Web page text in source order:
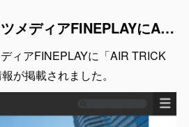
アクションスポーツメディアFINEPLAYにAIR TRICK SHOWについての情報が掲載
ィアFINEPLAYに「AIR TRICK
が掲載されました。